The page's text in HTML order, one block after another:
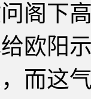
阁下
欧阳
而这